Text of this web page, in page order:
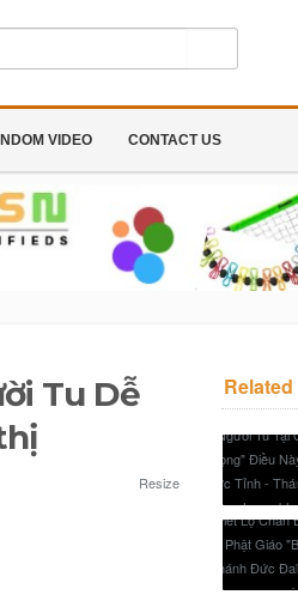
VIDEO CONTACT US
Tu Dễ
Resize
Related